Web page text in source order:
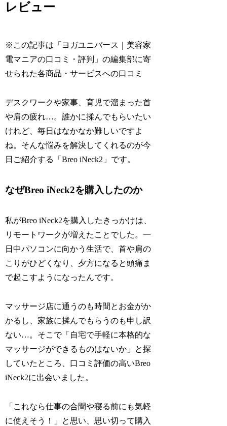
レビュー
※この記事は「ヨガユニバース｜美容家
電マニアの口コミ・評判」の編集部に寄
せられた各商品・サービスへの口コミ
デスクワークや家事、育児で溜まった首
や肩の疲れ…。誰かに揉んでもらいたい
けれど、毎日はなかなか難しいですよ
ね。そんな悩みを解決してくれるのが今
日ご紹介する「Breo iNeck2」です。
なぜBreo iNeck2を購入したのか
私がBreo iNeck2を購入したきっかけは、
リモートワークが増えたことでした。一
日中パソコンに向かう生活で、首や肩の
こりがひどくなり、夕方になると頭痛ま
で起こすようになったんです。
マッサージ店に通うのも時間とお金がか
かるし、家族に揉んでもらうのも申し訳
ない…。そこで「自宅で手軽に本格的な
マッサージができるものはないか」と探
していたところ、口コミ評価の高いBreo
iNeck2に出会いました。
「これなら仕事の合間や寝る前にも気軽
に使えそう！」と思い、思い切って購入